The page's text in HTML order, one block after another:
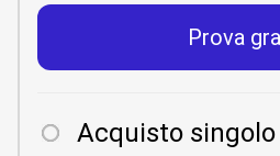
Prova
Acquisto singolo